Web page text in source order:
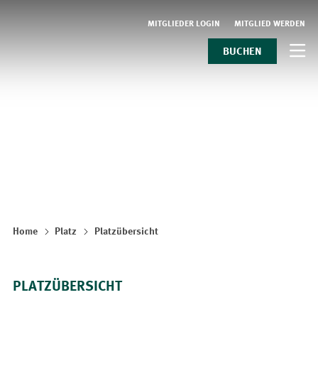
MITGLIEDER LOGIN MITGLIED WERDEN
BUCHEN
Home Platz Platzübersicht
PLATZÜBERSICHT